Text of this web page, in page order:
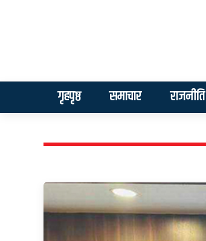
गृहपृष्ठ समाचार राजनीति